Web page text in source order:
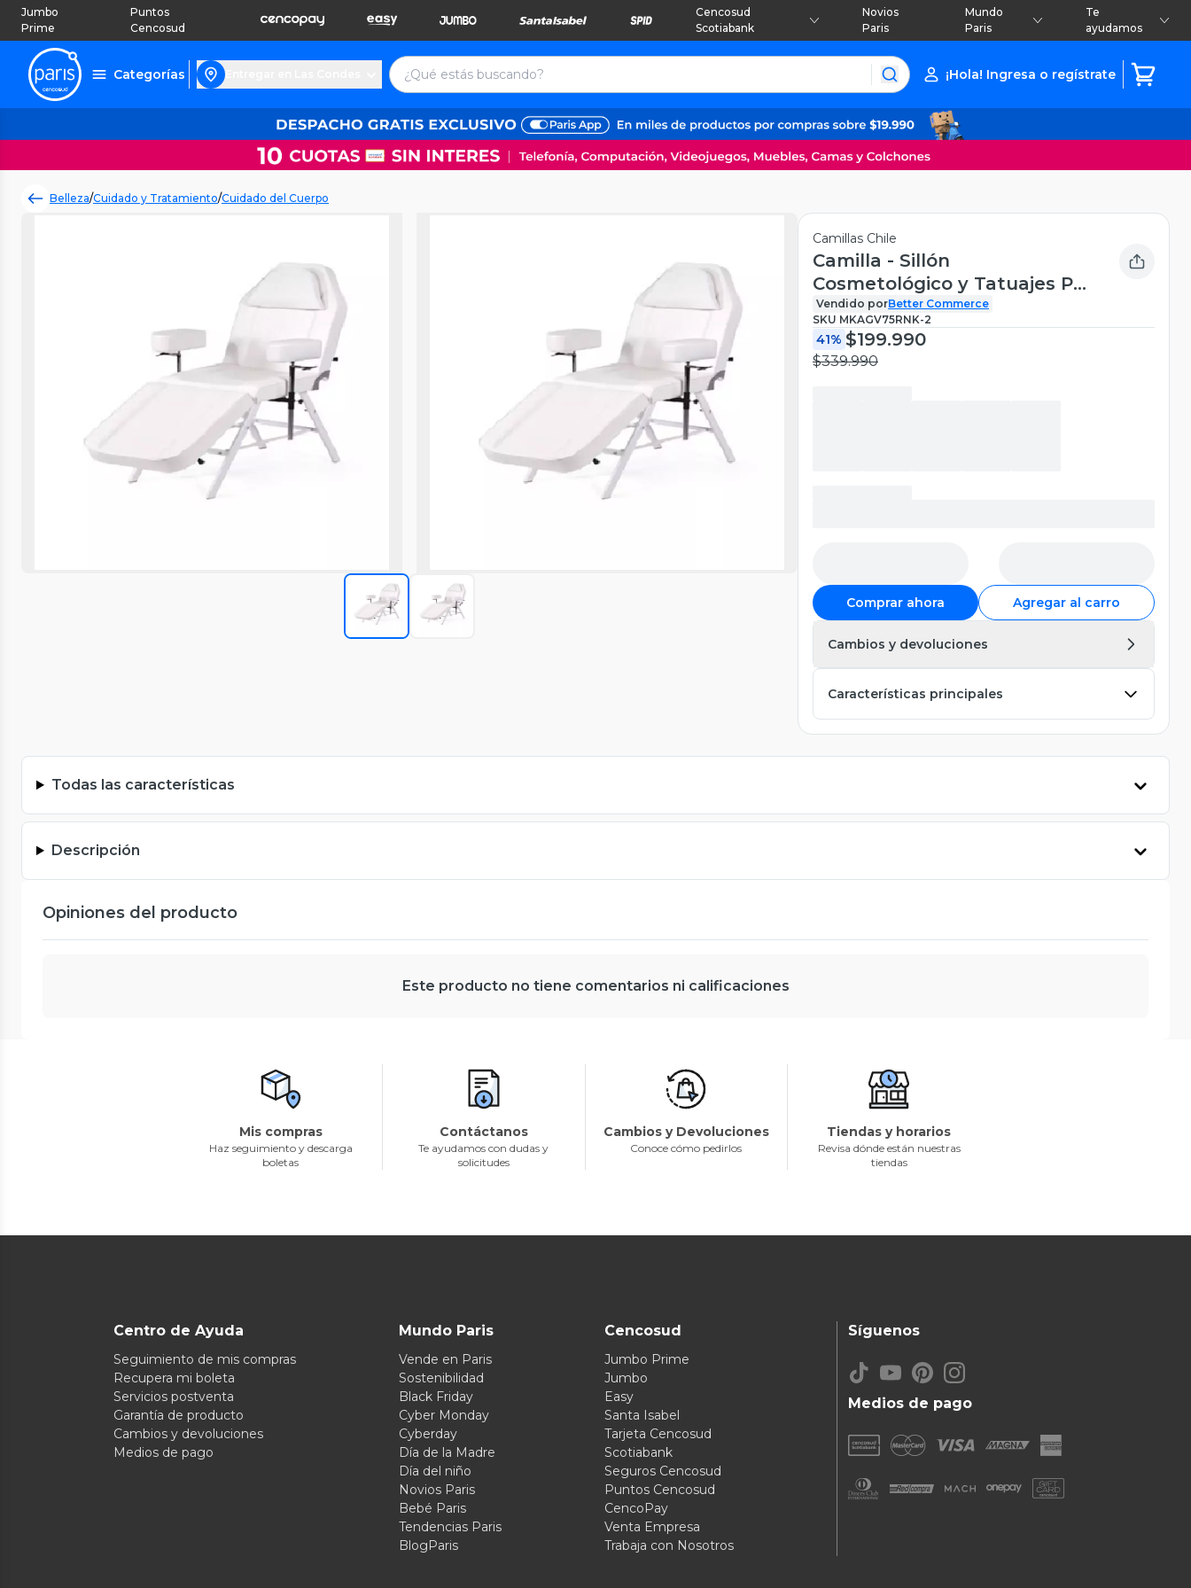
Jumbo
Prime
Puntos
Cencosud
Cencosud
Scotiabank
Novios
Paris
Mundo
Paris
Te
ayudamos
Categorías ¡Hola! Ingresa o regístrate
Belleza/Cuidado y Tratamiento/Cuidado del Cuerpo
Camillas Chile
Camilla - Sillón
Cosmetológico y Tatuajes Pro
Blanco
Vendido porBetter Commerce
SKU MKAGV75RNK-2
41% $199.990
$339.990
Comprar ahora Agregar al carro
Cambios y devoluciones
Características principales
Todas las características
Descripción
Opiniones del producto
Este producto no tiene comentarios ni calificaciones
Mis compras
Haz seguimiento y descarga
boletas
Contáctanos
Te ayudamos con dudas y
solicitudes
Cambios y Devoluciones
Conoce cómo pedirlos
Tiendas y horarios
Revisa dónde están nuestras
tiendas
Centro de Ayuda
Seguimiento de mis compras
Recupera mi boleta
Servicios postventa
Garantía de producto
Cambios y devoluciones
Medios de pago
Mundo Paris
Vende en Paris
Sostenibilidad
Black Friday
Cyber Monday
Cyberday
Día de la Madre
Día del niño
Novios Paris
Bebé Paris
Tendencias Paris
BlogParis
Cencosud
Jumbo Prime
Jumbo
Easy
Santa Isabel
Tarjeta Cencosud
Scotiabank
Seguros Cencosud
Puntos Cencosud
CencoPay
Venta Empresa
Trabaja con Nosotros
Medios de pago
Síguenos